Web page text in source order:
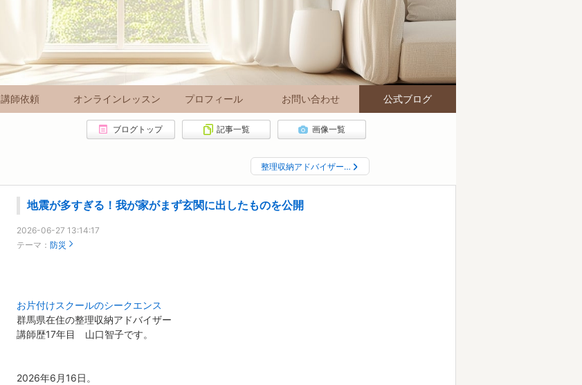
ブログトップ 記事一覧 画像一覧
整理収納アドバイザー…
地震が多すぎる！我が家がまず玄関に出したものを公開
2026-06-27 13:14:17
テーマ： 防災
お片付けスクールのシークエンス
群馬県在住の整理収納アドバイザー
講師歴17年目 山口智子です。
2026年6月16日。
講師依頼 オンラインレッスン プロフィール お問い合わせ 公式ブログ